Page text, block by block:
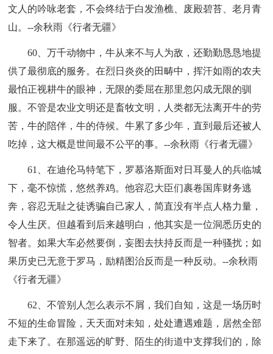
文人的吟咏老套，不会终结于白发渔樵、废殿碧苔、老月青
山。--余秋雨《行者无疆》
60、万千动物中，牛从来不与人为敌，还勤勤恳恳地提
供了最彻底的服务。在烈日炎炎的田畴中，挥汗如雨的农夫
最怕正视耕牛的眼神，无限的委屈在那里忽闪成无限的驯
服。不管是农业文明还是畜牧文明，人类都无法离开牛的劳
苦，牛的陪伴，牛的侍候。牛累了多少年，直到最后还被人
吃掉，这大概是世间最不公平的事。--余秋雨《行者无疆》
61、在迪伦马特笔下，罗慕洛斯面对日耳曼人的兵临城
下，毫不惊慌，悠然养鸡。他容忍大臣们裹卷国库财务逃
奔，容忍无耻之徒诱骗自己家人，简直没有半点人格力量，
令人生厌。但越看到后来越明白，他其实是一位洞悉历史的
智者。如果大车必然要倒，妄图去扶持反而是一种骚扰；如
果历史已无意于罗马，励精图治反而是一种反动。--余秋雨
《行者无疆》
62、不管别人怎么表示不屑，我们自知，这是一场历时
不短的生命冒险，天天面对未知，处处遭遇难题，居然全部
走下来了。在那遥远的旷野、陌生的街道中支撑我们的，除